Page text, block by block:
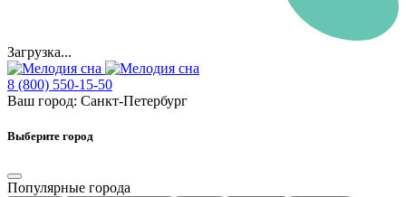
Загрузка...
8 (800) 550-15-50
Ваш город: Санкт-Петербург
Выберите город
Популярные города